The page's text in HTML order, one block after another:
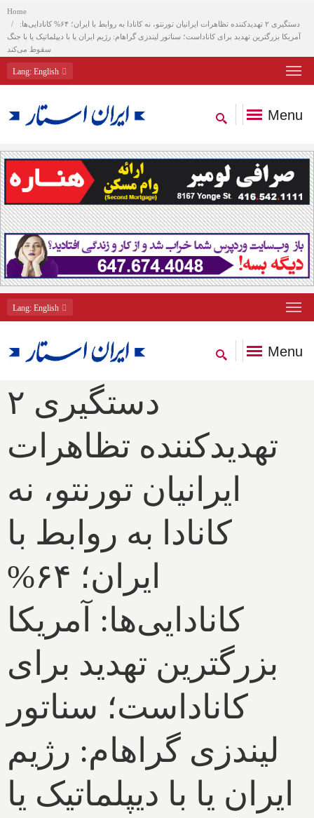
Home
دستگیری ۲ تهدیدکننده تظاهرات ایرانیان تورنتو، نه کانادا به روابط با ایران؛ ۶۴% کانادایی‌ها:
آمریکا بزرگترین تهدید برای کاناداست؛ سناتور لیندزی گراهام: رژیم ایران یا با دیپلماتیک یا با جنگ
سقوط می‌کند
Lang: English
Menu
Lang: English
Menu
دستگیری ۲
تهدیدکننده تظاهرات
ایرانیان تورنتو، نه
کانادا به روابط با
ایران؛ ۶۴%
کانادایی‌ها: آمریکا
بزرگترین تهدید برای
کاناداست؛ سناتور
لیندزی گراهام: رژیم
ایران یا با دیپلماتیک یا